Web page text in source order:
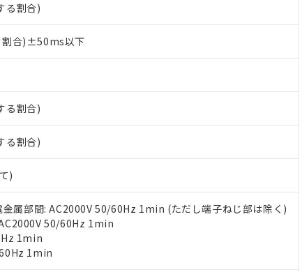
る割合)
割合)±50ms以下
る割合)
る割合)
)
金属部間: AC2000V 50/60Hz 1min (ただし端子ねじ部は除く)
50/60Hz 1min
1min
1min
みいただき、同意のうえご利用ください。
。
器事業取扱商品の中には、本サービスの対象外となる商品もある
よび標準価格照会結果は、記載している更新日時点での社内デー
閲覧された時点での実際の在庫および標準価格とは異なる場合が
にご相談ください。
御機器販売店や当社販売拠点は「販売ネットワーク
」をご確
よび標準価格結果を当社の事前の承諾なく第三者に漏洩または開
機能（部品リスト作成サービス）をご利用いただくには、I-Web
RoHS指令（10物質）の非含有に非対応の商品で、対応品を出
RoHS指令（10物質）の非含有の対応状況を調査中または確認
ンス料など無形物で、有害物質有無と関係のない商品です。
より、非含有部品としていたものが、含有品と判明した場合な
、 水銀(Hg) 1000ppm以下、 カドミウム(Cd) 100ppm以下、
以下、フタル酸ジイソブチル (DIBP) 1000ppm以下
え状況などにより、予定月が前後することがあります。
表
材料含有率が中国RoHSの基準値以下であることを示します。
材料含有率が中国RoHSの基準値を超えていることを示します。
す。当社販売部門へお問い合わせください。
準値 (GB/T26572)：
水銀) : 1000ppm、 Cd(カドミウム) : 100ppm、
、 PBBs(ポリ臭化ビフェニル類) : 1000ppm、 PBDEs(ポリ臭化ジフェニル
ル) : 1000ppm、 DIBP(フタル酸ジイソブチル) : 1000ppm、 BBP(フタル酸ブチルベ
エチルヘキシル)) : 1000ppm
用期限
（10物質）のすべてが基準値以下であることを示します。
れら貴社製品のうち、外国為替および外国貿易法に定める商品
または国外への提供する場合は、日本国政府の輸出許可(または
貨物を破棄する場合は、完全に破砕するなど、違法に輸出されな
製品を、核兵器、ミサイル、化学兵器、生物兵器またはその他
使用いたしません。
社製品を第三者に販売する場合は、上記1、2および3の内容を当
、販売先および販売に係わる関係者が違法に輸出するおそれがあ
。
以上の在庫あり
には満たないが在庫あり
し(最新の在庫状況については、お客様のお取引先、またはお客
売店・当社販売員にご確認ください)